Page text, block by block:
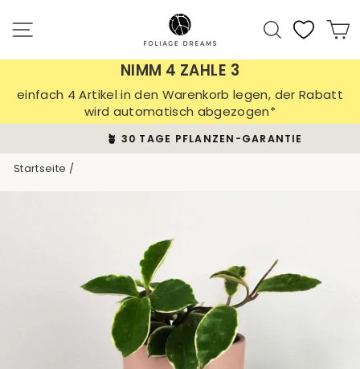
zum
Inhalt
Suche
NIMM 4 ZAHLE 3
einfach 4 Artikel in den Warenkorb legen, der Rabatt
wird automatisch abgezogen*
Pause
🪴 30 TAGE PFLANZEN-GARANTIE
Startseite /